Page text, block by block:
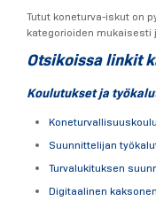
Tutut koneturva-iskut on
kategorioiden mukaisesti
Otsikoissa linkit
Koulutukset ja
Suunnittelijan
Turvalukituksen
Digitaalinen